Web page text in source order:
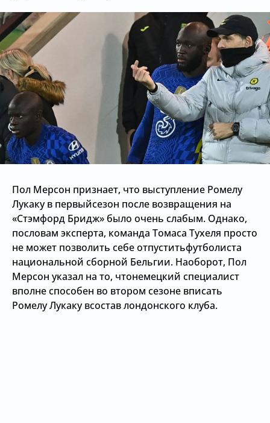
Пол Мерсон признает, что выступление Ромелу
Лукаку в первыйсезон после возвращения на
«Стэмфорд Бридж» было очень слабым. Однако,
пословам эксперта, команда Томаса Тухеля просто
не может позволить себе отпуститьфутболиста
национальной сборной Бельгии. Наоборот, Пол
Мерсон указал на то, чтонемецкий специалист
вполне способен во втором сезоне вписать
Ромелу Лукаку всостав лондонского клуба.